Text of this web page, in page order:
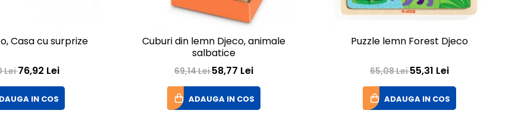
Casa cu surprize
Lei76,92 Lei
IN COS
Cuburi din lemn Djeco, animale
salbatice
69,14 Lei58,77 Lei
ADAUGA IN COS
Puzzle lemn Forest Djeco
65,08 Lei55,31 Lei
ADAUGA IN COS